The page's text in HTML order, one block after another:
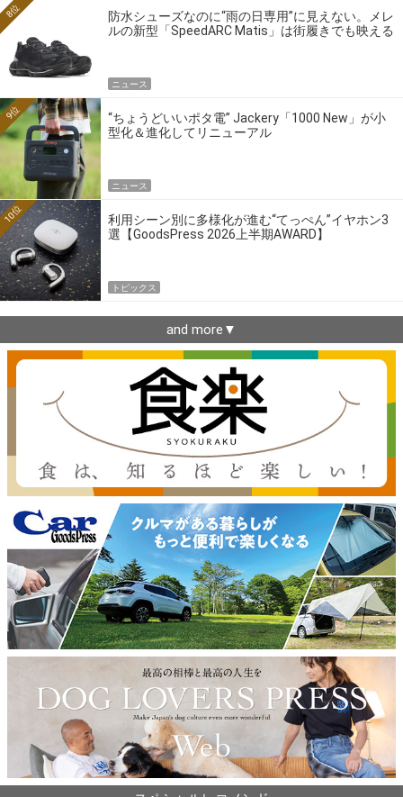
防水シューズなのに“雨の日専用”に見えない。メレ
ルの新型「SpeedARC Matis」は街履きでも映える
8位
ニュース
“ちょうどいいポタ電” Jackery「1000 New」が小
型化＆進化してリニューアル
9位
ニュース
利用シーン別に多様化が進む“てっぺん”イヤホン3
選【GoodsPress 2026上半期AWARD】
10位
トピックス
and more▼